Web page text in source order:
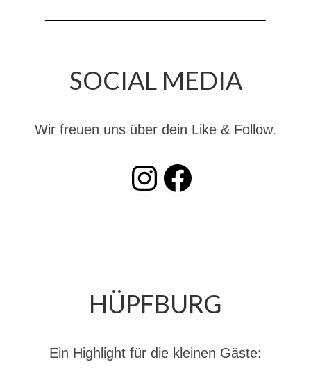
Dienstplan
Dienstplan Dekon-Zug
SOCIAL MEDIA
Wir freuen uns über dein Like & Follow.
INSTAGRAM Facebook
HÜPFBURG
Ein Highlight für die kleinen Gäste: